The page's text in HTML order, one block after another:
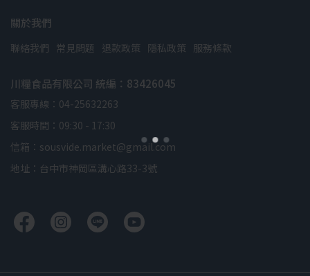
關於我們
聯絡我們 常見問題 退款政策 隱私政策 服務條款
川糧食品有限公司 統編：83426045
客服專線：04-25632263
客服時間：09:30 - 17:30
信箱：sousvide.market@gmail.com
地址：台中市神岡區溝心路33-3號